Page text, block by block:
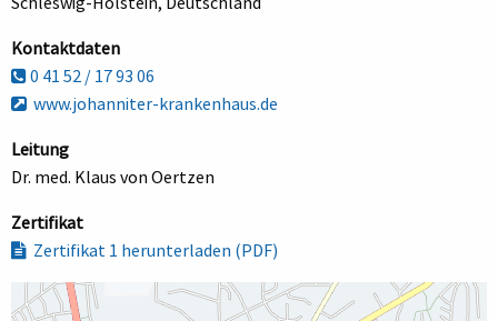
Kontaktdaten
0 41 52 / 17 93 06
www.johanniter-krankenhaus.de
Leitung
Dr. med. Klaus von Oertzen
Zertifikat
Zertifikat 1 herunterladen (PDF)